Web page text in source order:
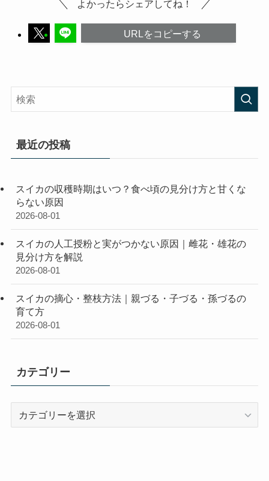
よかったらシェアしてね！
URLをコピーする
最近の投稿
スイカの収穫時期はいつ？食べ頃の見分け方と甘くな
らない原因
2026-08-01
スイカの人工授粉と実がつかない原因｜雌花・雄花の
見分け方を解説
2026-08-01
スイカの摘心・整枝方法｜親づる・子づる・孫づるの
育て方
2026-08-01
カテゴリー